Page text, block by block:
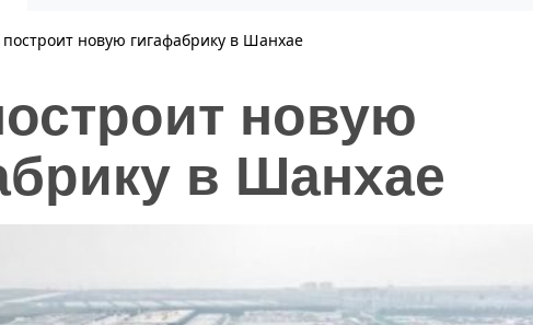
построит новую гигафабрику в Шанхае
новую
в Шанхае